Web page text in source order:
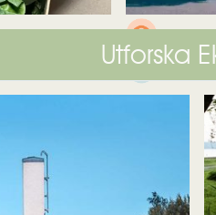
Utforska